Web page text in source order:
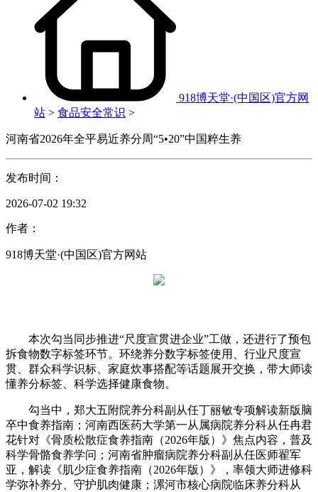
918博天堂·(中国区)官方网
站 > 食品安全常识 >
河南省2026年全平易近养分周“5•20”中国粹生养
发布时间：
2026-07-02 19:32
作者：
918博天堂·(中国区)官方网站
本次勾当同步推进“尺度宣贯进企业”工做，还进行了预包
拆食物数字标签环节。环绕养分数字标签使用、行业尺度宣
贯、群众科学识标、家庭炊事搭配等话题展开交换，带大师读
懂养分标签、科学选择健康食物。
勾当中，郑大五附院养分科副从任丁丽敏专项解读新版脑
卒中食养指南；河南西医药大学第一从属病院养分科从任冉君
花针对《骨质松散症食养指南（2026年版）》焦点内容，普及
科学骨骼食养学问；河南省肿瘤病院养分科副从任医师翟军
亚，解读《肌少症食养指南（2026年版）》，率领大师进修科
学弥补养分、守护肌肉健康；漯河市核心病院临床养分科从